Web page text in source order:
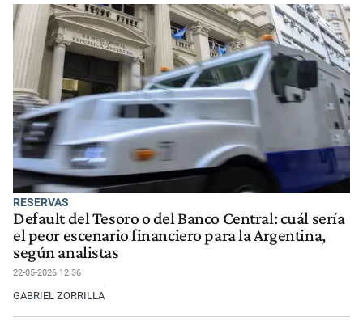
RESERVAS
Default del Tesoro o del Banco Central: cuál sería
el peor escenario financiero para la Argentina,
según analistas
22-05-2026 12:36
GABRIEL ZORRILLA